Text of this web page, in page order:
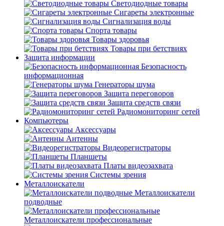
Светодиодные товары
Сигареты электронные
Сигнализация воды
Спорта товары
Товары здоровья
Товары при бетствиях
Защита информации
Безопасность
информационная
Генераторы шума
Защита переговоров
Защита средств связи
Радиомониторинг сетей
Компьютеры
Аксессуары
Антенны
Видеорегистраторы
Планшеты
Платы видеозахвата
Системы зрения
Металлоискатели
Металлоискатели
подводные
Металлоискатели профессиональные